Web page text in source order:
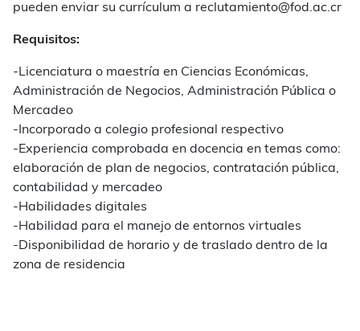
pueden enviar su currículum a reclutamiento@fod.ac.cr
Requisitos:
-Licenciatura o maestría en Ciencias Económicas,
Administración de Negocios, Administración Pública o
Mercadeo
-Incorporado a colegio profesional respectivo
-Experiencia comprobada en docencia en temas como:
elaboración de plan de negocios, contratación pública,
contabilidad y mercadeo
-Habilidades digitales
-Habilidad para el manejo de entornos virtuales
-Disponibilidad de horario y de traslado dentro de la
zona de residencia